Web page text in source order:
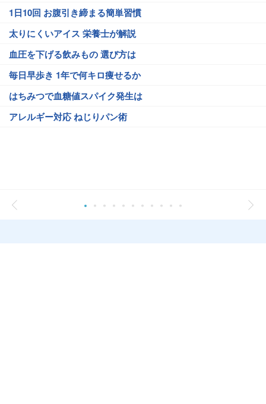
1日10回 お腹引き締まる簡単習慣
太りにくいアイス 栄養士が解説
血圧を下げる飲みもの 選び方は
毎日早歩き 1年で何キロ痩せるか
はちみつで血糖値スパイク発生は
アレルギー対応 ねじりパン術